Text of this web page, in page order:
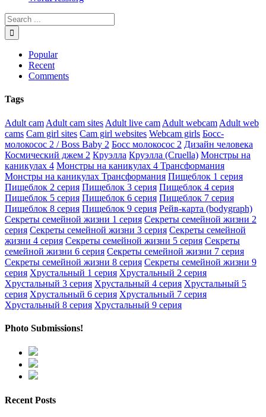
Popular
Recent
Comments
Tags
Adult cam Adult cam sites Adult live cam Adult webcam Adult web
cams Cam girl sites Cam girl websites Webcam girls Босс-
молокосос 2 / Boss Baby 2 Босс молокосос 2 Дизайн человека
Космический джем 2 Круэлла Круэлла (Cruella) Монстры на
каникулах 4 Монстры на каникулах 4 Трансформания
Монстры на каникулах Трансформания Пищеблок 1 серия
Пищеблок 2 серия Пищеблок 3 серия Пищеблок 4 серия
Пищеблок 5 серия Пищеблок 6 серия Пищеблок 7 серия
Пищеблок 8 серия Пищеблок 9 серия Рейв-карта (bodygraph)
Секреты семейной жизни 1 серия Секреты семейной жизни 2
серия Секреты семейной жизни 3 серия Секреты семейной
жизни 4 серия Секреты семейной жизни 5 серия Секреты
семейной жизни 6 серия Секреты семейной жизни 7 серия
Секреты семейной жизни 8 серия Секреты семейной жизни 9
серия Хрустальный 1 серия Хрустальный 2 серия
Хрустальный 3 серия Хрустальный 4 серия Хрустальный 5
серия Хрустальный 6 серия Хрустальный 7 серия
Хрустальный 8 серия Хрустальный 9 серия
Photo Submissions!
Recent Posts